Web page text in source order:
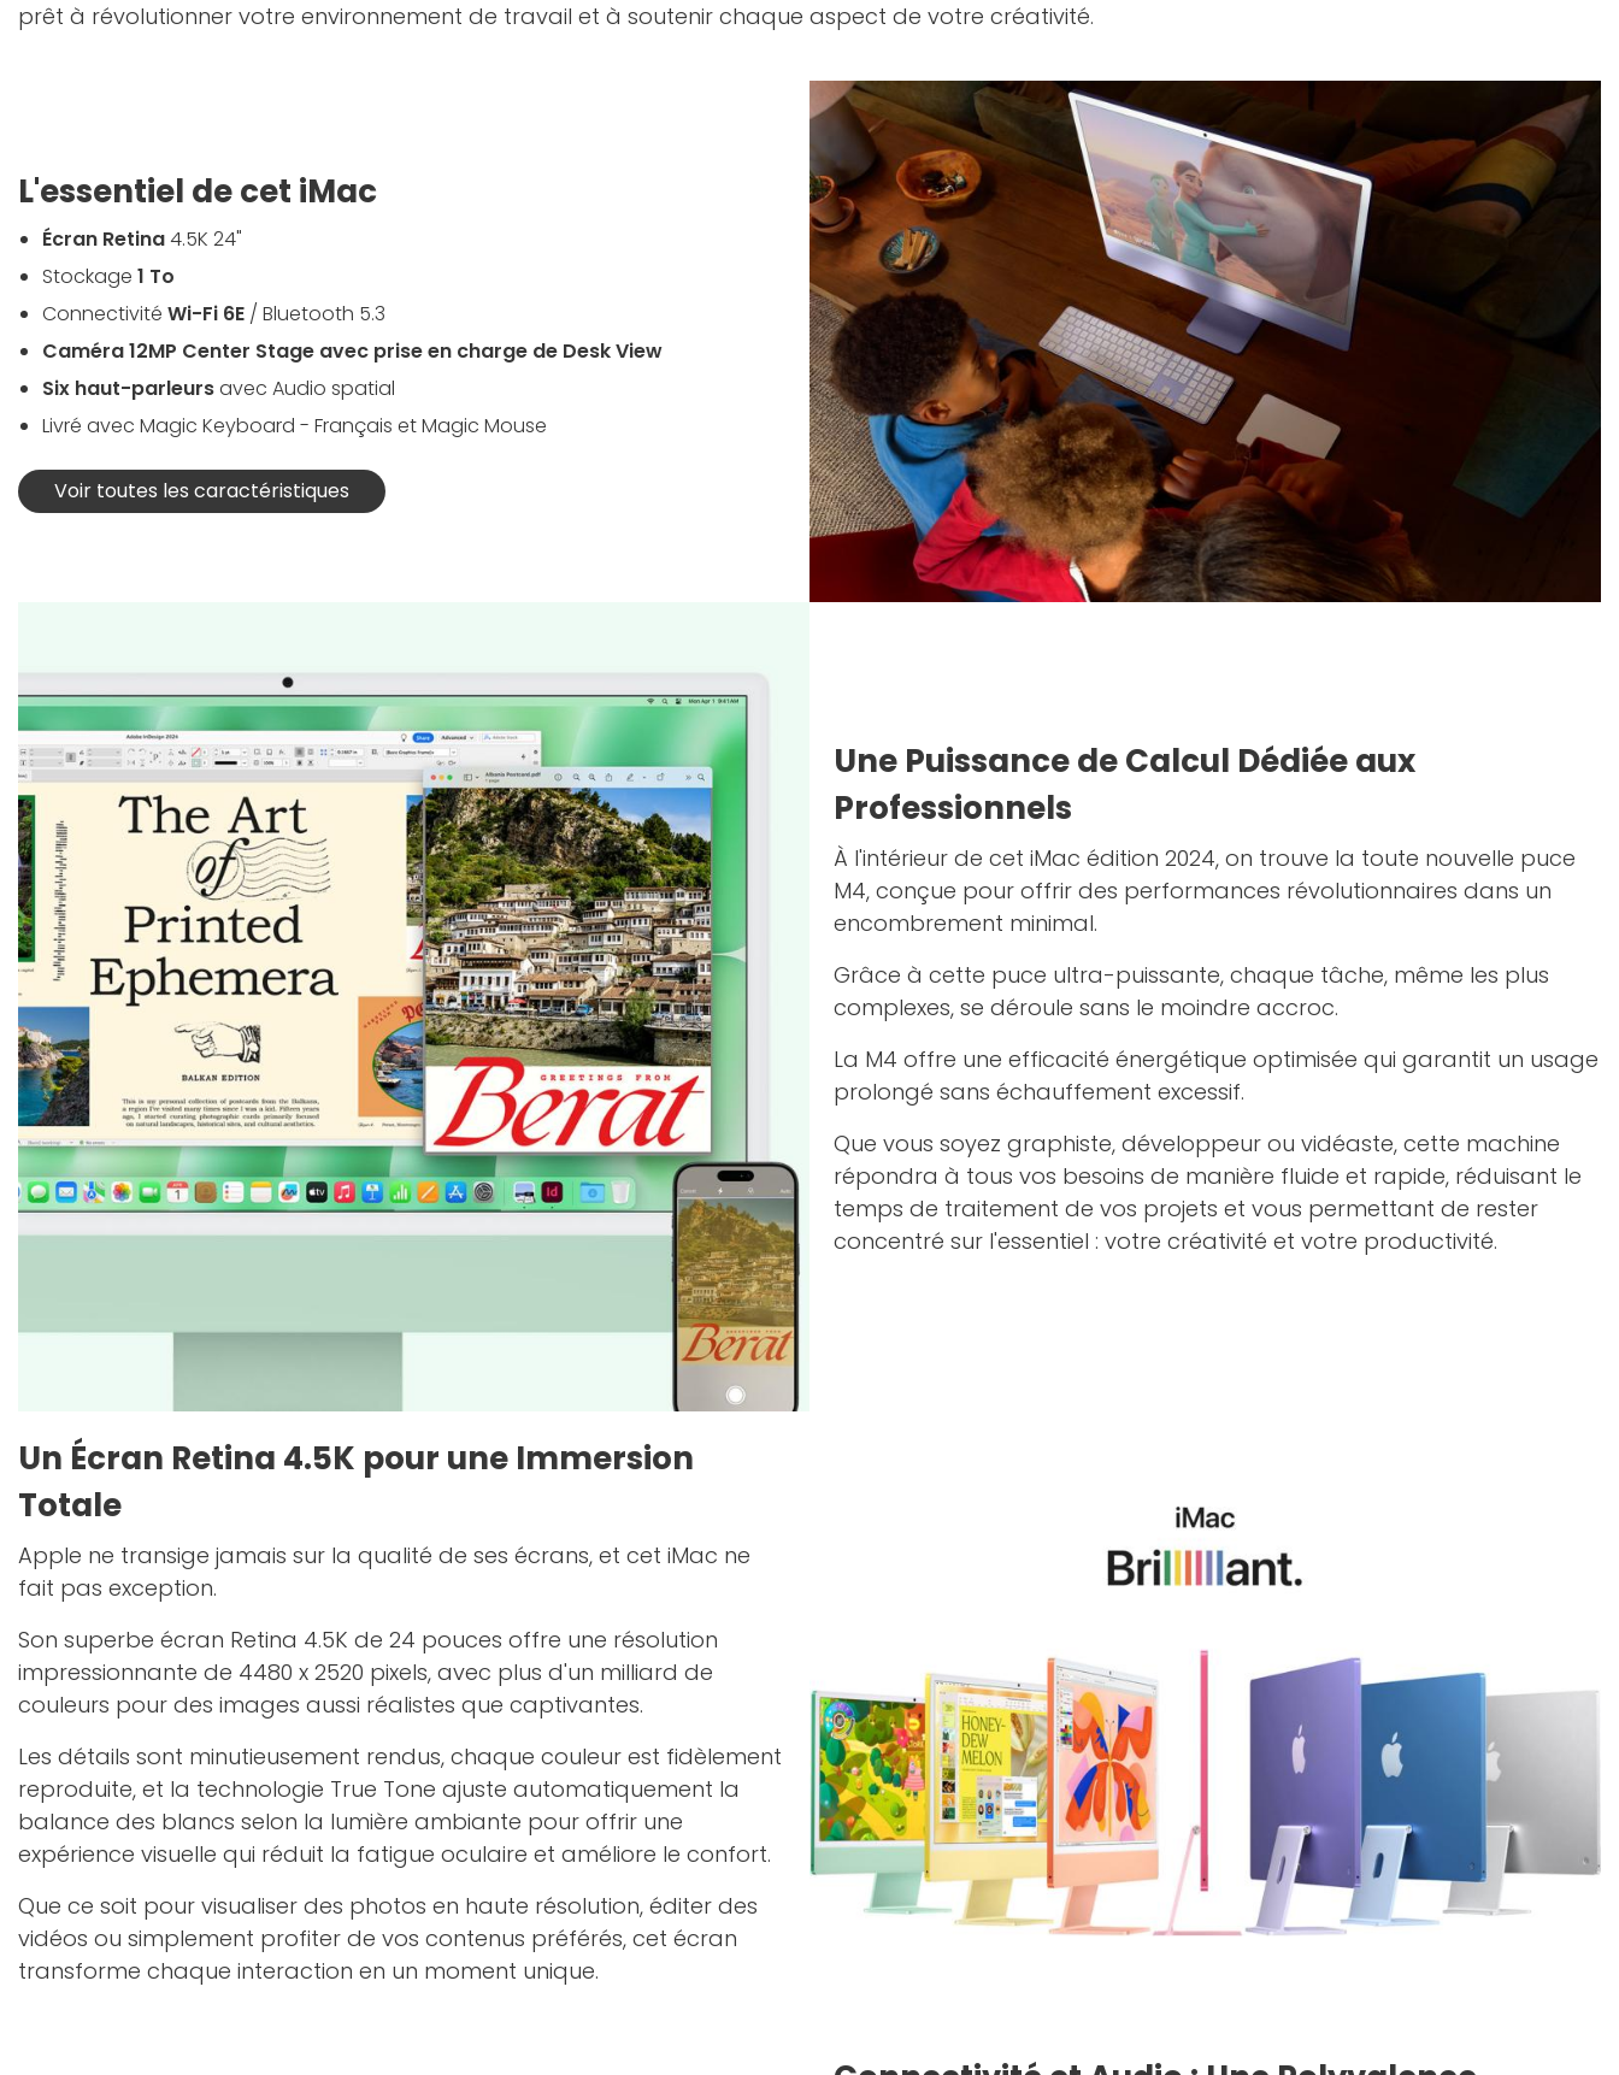
prêt à révolutionner votre environnement de travail et à soutenir chaque aspect de votre créativité.
L'essentiel de cet iMac
Écran Retina4.5K 24"
Stockage 1 To
Connectivité Wi-Fi 6E / Bluetooth 5.3
Caméra 12MP Center Stage avec prise en charge de Desk View
Six haut-parleursavec Audio spatial
Livré avec Magic Keyboard - Français et Magic Mouse
Voir toutes les caractéristiques
Une Puissance de Calcul Dédiée aux
Professionnels
À l'intérieur de cet iMac édition 2024, on trouve la toute nouvelle puce
M4, conçue pour offrir des performances révolutionnaires dans un
encombrement minimal.
Grâce à cette puce ultra-puissante, chaque tâche, même les plus
complexes, se déroule sans le moindre accroc.
La M4 offre une efficacité énergétique optimisée qui garantit un usage
prolongé sans échauffement excessif.
Que vous soyez graphiste, développeur ou vidéaste, cette machine
répondra à tous vos besoins de manière fluide et rapide, réduisant le
temps de traitement de vos projets et vous permettant de rester
concentré sur l'essentiel : votre créativité et votre productivité.
Un Écran Retina 4.5K pour une Immersion
Totale
Apple ne transige jamais sur la qualité de ses écrans, et cet iMac ne
fait pas exception.
Son superbe écran Retina 4.5K de 24 pouces offre une résolution
impressionnante de 4480 x 2520 pixels, avec plus d'un milliard de
couleurs pour des images aussi réalistes que captivantes.
Les détails sont minutieusement rendus, chaque couleur est fidèlement
reproduite, et la technologie True Tone ajuste automatiquement la
balance des blancs selon la lumière ambiante pour offrir une
expérience visuelle qui réduit la fatigue oculaire et améliore le confort.
Que ce soit pour visualiser des photos en haute résolution, éditer des
vidéos ou simplement profiter de vos contenus préférés, cet écran
transforme chaque interaction en un moment unique.